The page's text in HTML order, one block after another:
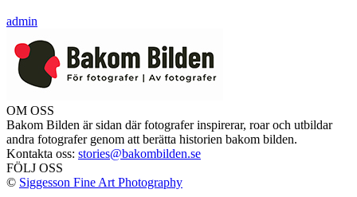
admin
OM OSS
Bakom Bilden är sidan där fotografer inspirerar, roar och utbildar
andra fotografer genom att berätta historien bakom bilden.
Kontakta oss: stories@bakombilden.se
FÖLJ OSS
© Siggesson Fine Art Photography